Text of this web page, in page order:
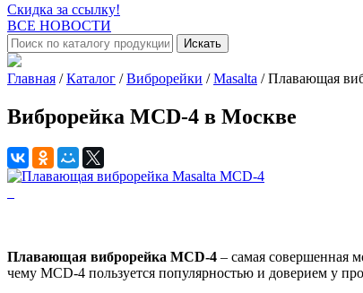
Скидка за ссылку!
ВСЕ НОВОСТИ
Искать
Главная / Каталог / Виброрейки / Masalta / Плавающая
Виброрейка MCD-4 в Москве
Плавающая виброрейка MСD-4 – самая совершенная
чему MСD-4 пользуется популярностью и доверием у